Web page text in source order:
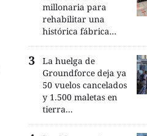
millonaria para
rehabilitar una
histórica fábrica...
La huelga de
Groundforce deja ya
50 vuelos cancelados
y 1.500 maletas en
tierra...